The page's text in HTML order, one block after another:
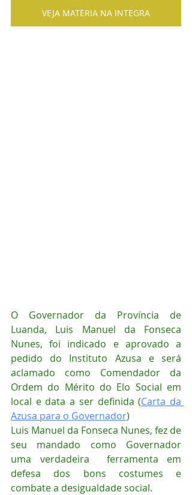
VEJA MATERIA NA INTEGRA
O Governador da Província de
Luanda, Luis Manuel da Fonseca
Nunes, foi indicado e aprovado a
pedido do Instituto Azusa e será
aclamado como Comendador da
Ordem do Mérito do Elo Social em
local e data a ser definida (Carta da
Azusa para o Governador)
Luis Manuel da Fonseca Nunes, fez de
seu mandado como Governador
uma verdadeira  ferramenta em
defesa dos bons costumes e
combate a desigualdade social.